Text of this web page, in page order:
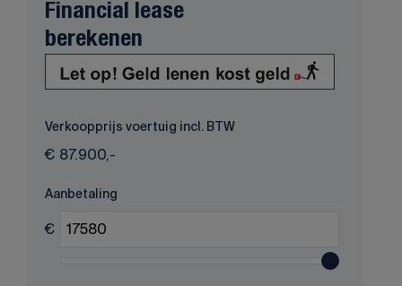
Financial lease
berekenen
Verkoopprijs voertuig incl. BTW
€ 87.900,-
Aanbetaling
€